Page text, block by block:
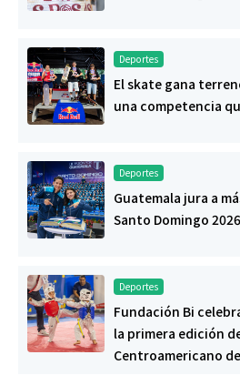
Deportes
El skate gana
una competencia
Deportes
Guatemala jura a
Santo Domingo 2026
Deportes
Fundación Bi
la primera edición
Centroamericano